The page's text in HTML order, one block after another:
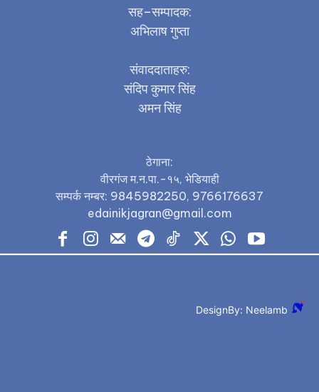
सह–सम्पादक:
अभिलाष गुप्ता
संवाददाताहरु:
संदिप कुमार सिंह
अमन सिंह
ठेगाना:
वीरगंज म.न.पा.-१५, भेडियाही
सम्पर्क नम्बर: 9845982250, 9766176637
edainikjagran@gmail.com
DesignBy: Neelamb